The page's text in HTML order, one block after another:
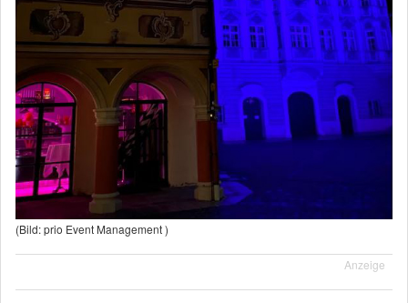
(Bild: prio Event Management )
Anzeige